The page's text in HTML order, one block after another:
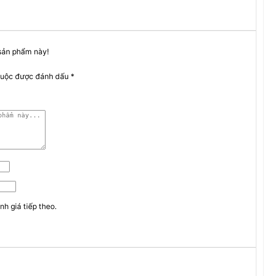
phẩm này!
được đánh dấu *
giá tiếp theo.